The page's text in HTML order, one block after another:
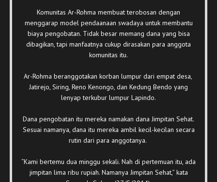
Komunitas Ar-Rohma membuat terobosan dengan
menggarap model pendaanaan swadaya untuk membantu
biaya pengobatan. Tidak besar memang dana yang bisa
dibagikan, tapi manfaatnya cukup dirasakan para anggota
komunitas itu.
Ar-Rohma beranggotakan korban lumpur dari empat desa,
Jatirejo, Siring, Reno Kenongo, dan Kedung Bendo yang
lenyap terkubur lumpur Lapindo.
Dana pengobatan itu mereka namakan dana Jimpitan Sehat.
Sesuai namanya, dana itu mereka ambil kecil-kecilan secara
rutin dari para anggotanya.
“Kami bertemu dua minggu sekali. Nah di pertemuan itu, ada
jimpitan lima ribu rupiah. Namanya Jimpitan Sehat,” kata